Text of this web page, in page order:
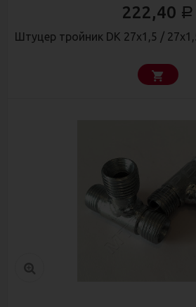
222,40 Р
Штуцер тройник DK 27х1,5 /